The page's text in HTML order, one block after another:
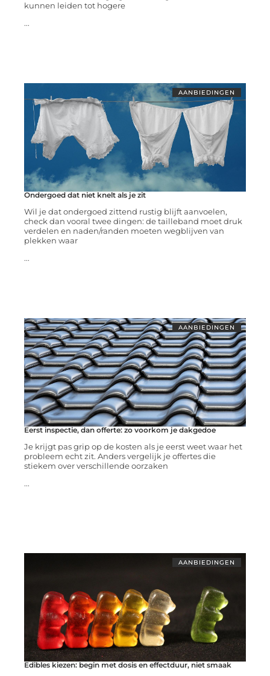
kunnen leiden tot hogere
...
AANBIEDINGEN
Ondergoed dat niet knelt als je zit
Wil je dat ondergoed zittend rustig blijft aanvoelen,
check dan vooral twee dingen: de tailleband moet druk
verdelen en naden/randen moeten wegblijven van
plekken waar
...
AANBIEDINGEN
Eerst inspectie, dan offerte: zo voorkom je dakgedoe
Je krijgt pas grip op de kosten als je eerst weet waar het
probleem echt zit. Anders vergelijk je offertes die
stiekem over verschillende oorzaken
...
AANBIEDINGEN
Edibles kiezen: begin met dosis en effectduur, niet smaak